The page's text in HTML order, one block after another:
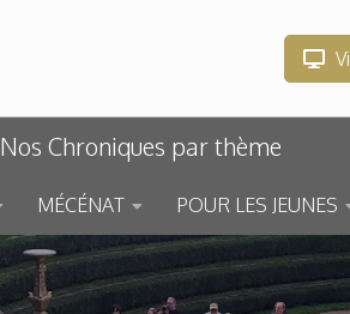
Nos Chroniques par thème
MÉCÉNAT POUR LES JEUNES